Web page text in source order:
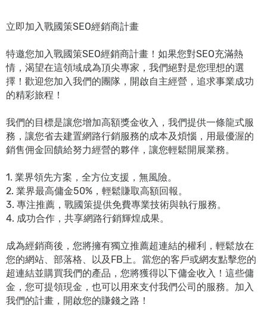
立即加入戰國策SEO經銷商計畫
特邀您加入戰國策SEO經銷商計畫！如果您對SEO充滿熱
情，渴望在這領域成為頂尖專家，我們絕對是您理想的選
擇！歡迎您加入我們的團隊，開啟自主經營，追求事業成功
的精彩旅程！
我們的目標是讓您增加高額獎金收入，我們提供一條龍式服
務，讓您省去建置網路行銷服務的成本及煩惱，用最優渥的
銷售佣金回饋給努力經營的夥伴，讓您輕鬆開展業務。
1. 業界領先方案，全方位支援，無風險。
2. 業界最高傭金50%，輕鬆賺取高額回報。
3. 專注推薦，戰國策提供免費專業技術與執行服務。
4. 成功合作，共享網路行銷輝煌成果。
成為經銷商後，您將擁有獨立推薦超連結的權利，輕鬆放在
您的網站、部落格、以及FB上。當您的客戶或網友點擊您的
超連結並購買我們的產品，您將獲得以下傭金收入！這些傭
金，您可提領現金，也可以用來支付我們公司的服務。加入
我們的計畫，開啟您的賺錢之路！